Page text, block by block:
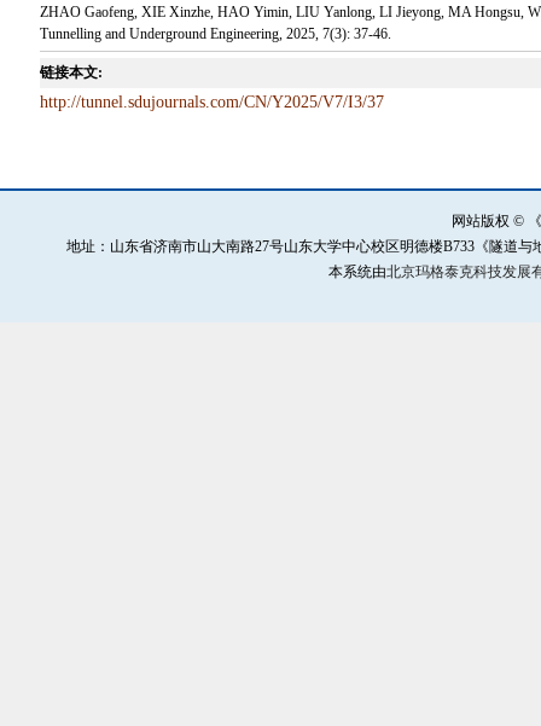
ZHAO Gaofeng, XIE Xinzhe, HAO Yimin, LIU Yanlong, LI Jieyong, MA Hongsu,
Tunnelling and Underground Engineering, 2025, 7(3): 37-46.
链接本文:
http://tunnel.sdujournals.com/CN/Y2025/V7/I3/37
网站版权 ©
地址：山东省济南市山大南路27号山东大学中心校区明德楼B733《隧道与
本系统由北京玛格泰克科技发展